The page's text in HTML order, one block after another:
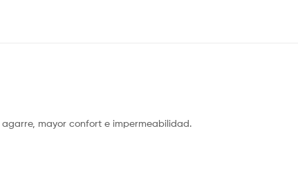
mayor confort e impermeabilidad.